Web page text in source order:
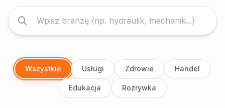
Wszystkie Usługi Zdrowie Handel
Edukacja Rozrywka